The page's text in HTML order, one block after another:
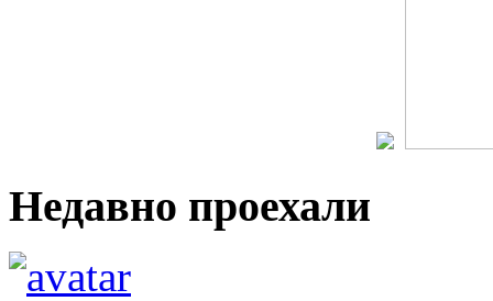
Недавно проехали